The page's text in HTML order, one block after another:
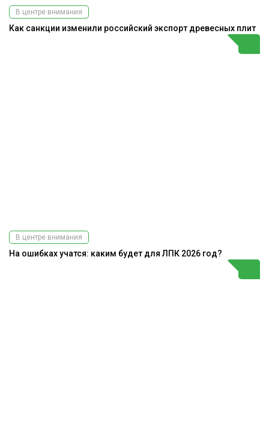
В центре внимания
Как санкции изменили российский экспорт древесных плит
В центре внимания
На ошибках учатся: каким будет для ЛПК 2026 год?